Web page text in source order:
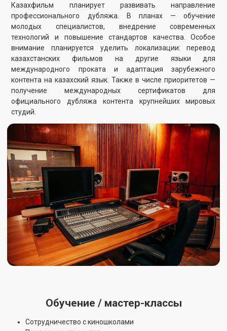
Продвижение контента
Создание собственной дистрибьюторской компании
Партнёрство со стримингами
Кросс-маркетинг
Для продвижения казахстанского кино Казахфильм
планирует создать собственную дистрибьюторскую
компанию, а также выстроить системное сотрудничество со
стриминговыми платформами. В стратегии развития —
усиление digital-присутствия, участие в кросс-
маркетинговых кампаниях и внедрение современных
подходов к продвижению и маркетингу. Цель — сделать
фильмы Казахфильма доступными и узнаваемыми как в
Казахстане, так и на международной арене.
Создание культурно-развлекательной зоны